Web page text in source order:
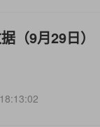
（9月29日）